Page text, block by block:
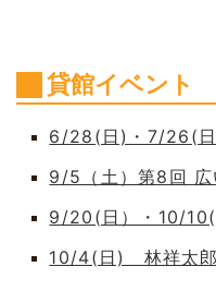
貸館イベント
6/28(日)・7/26(
9/5（土）第8回 広
9/20(日）・10/
10/4(日) 林祥太郎